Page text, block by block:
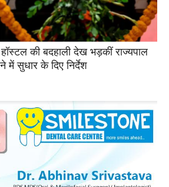
हॉस्टल की बदहाली देख भड़कीं राज्यपाल
सुधार के दिए निर्देश